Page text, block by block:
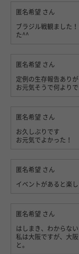
匿名希望 さん
ブラジル戦観ました
た^^
匿名希望 さん
定例の生存報告あり
お元気そうで何よりで
匿名希望 さん
お久しぶりです
お元気でよかった！
匿名希望 さん
イベントがあると楽
匿名希望 さん
はしまき、わからない
私は大阪ですが、大
と。